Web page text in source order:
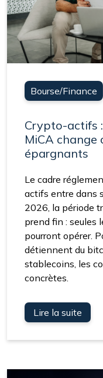
Bourse/Finance
Crypto-actifs
MiCA change
épargnants
Le cadre
actifs entre dans
2026, la période
prend fin : seules
pourront opérer.
détiennent du
stablecoins, les
concrètes.
Lire la suite